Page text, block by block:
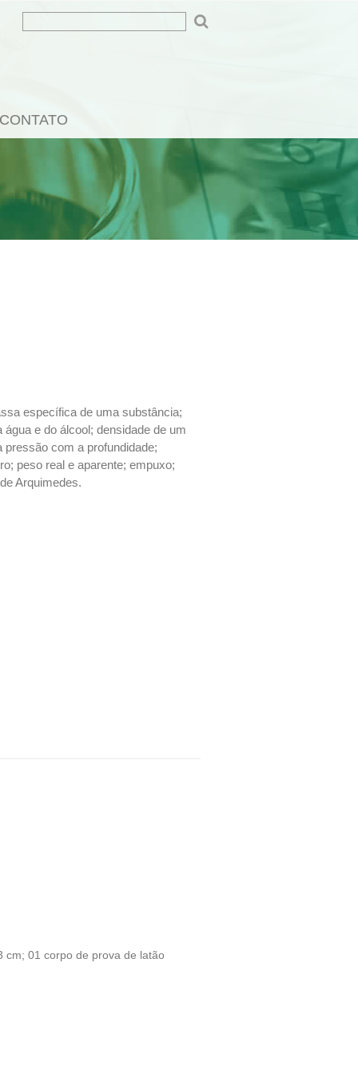
CONTATO
específica de uma substância;
e do álcool; densidade de um
com a profundidade;
peso real e aparente; empuxo;
Arquimedes.
cm; 01 corpo de prova de latão